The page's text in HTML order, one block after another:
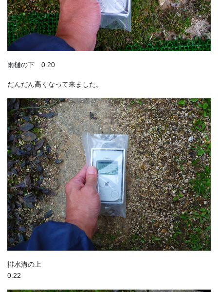
雨樋の下 0.20
だんだん高くなって来ました。
排水溝の上
0.22